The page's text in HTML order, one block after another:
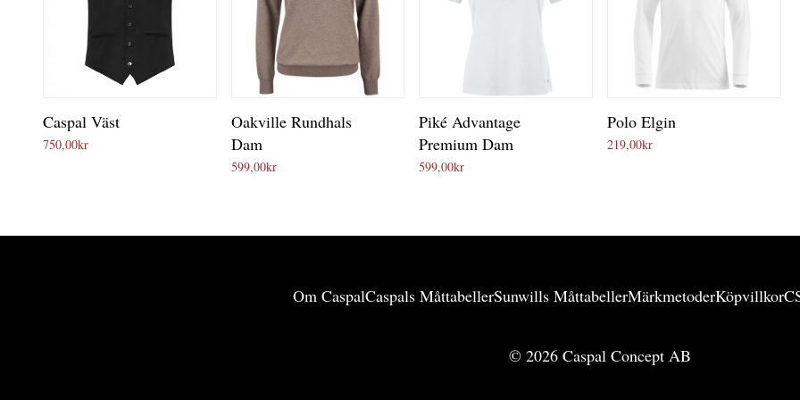
Caspal Väst
750,00kr
Oakville Rundhals
Dam
599,00kr
Piké Advantage
Premium Dam
599,00kr
Polo Elgin
219,00kr
Om CaspalCaspals MåttabellerSunwills MåttabellerMärkmetoderKöpvillkor
© 2026 Caspal Concept AB